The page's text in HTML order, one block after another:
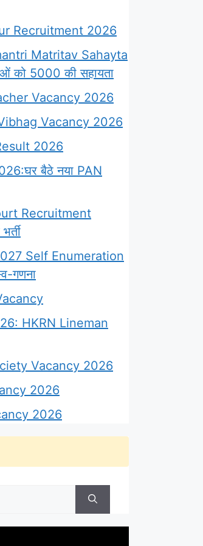
Recruitment 2026
Matritav Sahayta
को 5000 की सहायता
Vacancy 2026
Vacancy 2026
2026
बैठे नया PAN
Recruitment
Self Enumeration
गणना
HKRN Lineman
Vacancy 2026
2026
2026